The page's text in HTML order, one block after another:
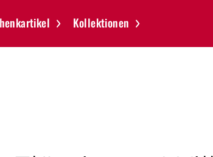
Kollektionen